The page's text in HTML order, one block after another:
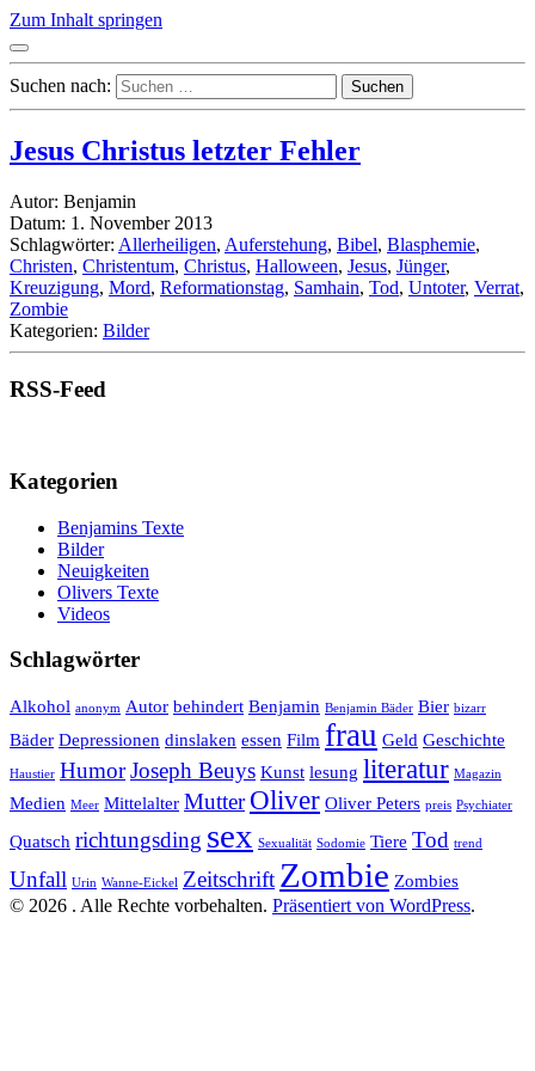
Zum Inhalt springen
Suchen nach:
Jesus Christus letzter Fehler
Autor: Benjamin
Datum: 1. November 2013
Schlagwörter: Allerheiligen, Auferstehung, Bibel, Blasphemie,
Christen, Christentum, Christus, Halloween, Jesus, Jünger,
Kreuzigung, Mord, Reformationstag, Samhain, Tod, Untoter, Verrat,
Zombie
Kategorien: Bilder
RSS-Feed
Kategorien
Benjamins Texte
Bilder
Neuigkeiten
Olivers Texte
Videos
Schlagwörter
Alkohol anonym Autor behindert Benjamin Benjamin Bäder Bier bizarr
Bäder Depressionen dinslaken essen Film frau Geld Geschichte
Haustier HumorJoseph Beuys Kunst lesung literatur Magazin
Medien Meer Mittelalter Mutter Oliver Oliver Peters preis Psychiater
Quatsch richtungsding sex Sexualität Sodomie Tiere Tod trend
Unfall Urin Wanne-Eickel Zeitschrift Zombie Zombies
© 2026 . Alle Rechte vorbehalten. Präsentiert von WordPress.